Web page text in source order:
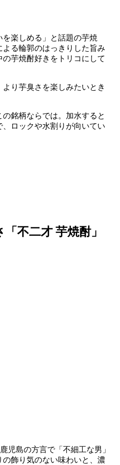
を楽しめる」と話題の芋焼
る輪郭のはっきりした旨み
芋焼酎好きをトリコにして
り芋臭さを楽しみたいとき
銘柄ならでは。加水すると
ロックや水割りが向いてい
不二才 芋焼酎」
児島の方言で「不細工な男」
飾り気のない味わいと、濃